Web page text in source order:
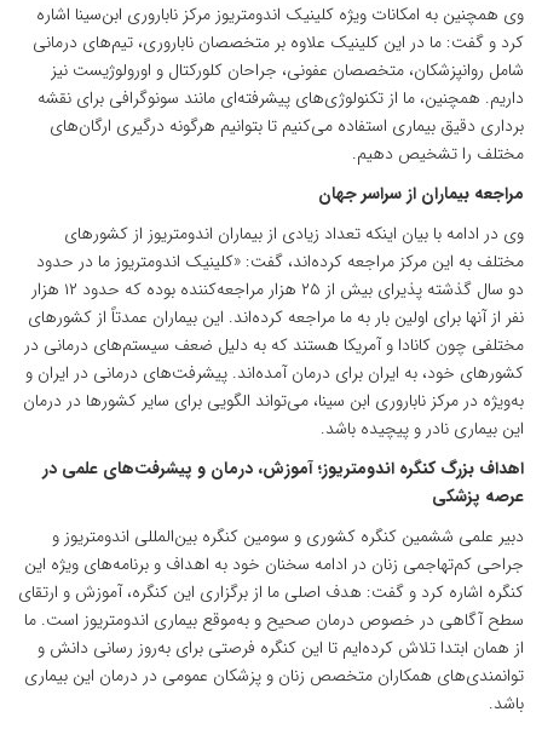
وی همچنین به امکانات ویژه کلینیک اندومتریوز مرکز ناباروری ابن‌سینا اشاره
کرد و گفت: ما در این کلینیک علاوه بر متخصصان ناباروری، تیم‌های درمانی
شامل روانپزشکان، متخصصان عفونی، جراحان کلورکتال و اورولوژیست‌ نیز
داریم. همچنین، ما از تکنولوژی‌های پیشرفته‌ای مانند سونوگرافی برای نقشه
برداری دقیق بیماری استفاده می‌کنیم تا بتوانیم هرگونه درگیری ارگان‌های
مختلف را تشخیص دهیم.
مراجعه بیماران از سراسر جهان
وی در ادامه با بیان اینکه تعداد زیادی از بیماران اندومتریوز از کشورهای
مختلف به این مرکز مراجعه کرده‌اند، گفت: «کلینیک اندومتریوز ما در حدود
دو سال گذشته پذیرای بیش از ۲۵ هزار مراجعه‌کننده بوده که حدود ۱۲ هزار
نفر از آنها برای اولین بار به ما مراجعه کرده‌اند. این بیماران عمدتاً از کشورهای
مختلفی چون کانادا و آمریکا هستند که به دلیل ضعف سیستم‌های درمانی در
کشورهای خود، به ایران برای درمان آمده‌اند. پیشرفت‌های درمانی در ایران و
به‌ویژه در مرکز ناباروری ابن سینا، می‌تواند الگویی برای سایر کشورها در درمان
این بیماری نادر و پیچیده باشد.
اهداف بزرگ کنگره اندومتریوز؛ آموزش، درمان و پیشرفت‌های علمی در
عرصه پزشکی
دبیر علمی ششمین کنگره کشوری و سومین کنگره بین‌المللی اندومتریوز و
جراحی کم‌تهاجمی زنان در ادامه سخنان خود به اهداف و برنامه‌های ویژه این
کنگره اشاره کرد و گفت: هدف اصلی ما از برگزاری این کنگره، آموزش و ارتقای
سطح آگاهی در خصوص درمان صحیح و به‌موقع بیماری اندومتریوز است. ما
از همان ابتدا تلاش کرده‌ایم تا این کنگره فرصتی برای به‌روز رسانی دانش و
توانمندی‌های همکاران متخصص زنان و پزشکان عمومی در درمان این بیماری
باشد.